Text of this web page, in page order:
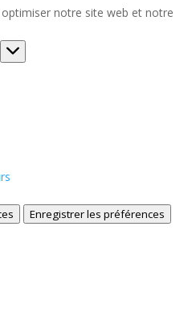
notre site web et notre
Enregistrer les préférences